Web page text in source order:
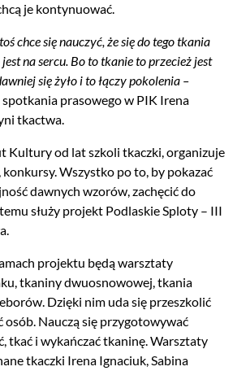
je kontynuować.
chce się nauczyć, że się do tego tkania
na sercu. Bo to tkanie to przecież jest
się żyło i to łączy pokolenia –
spotkania prasowego w PIK Irena
tkactwa.
Kultury od lat szkoli tkaczki, organizuje
Wszystko po to, by pokazać
dawnych wzorów, zachęcić do
służy projekt Podlaskie Sploty – III
projektu będą warsztaty
tkaniny dwuosnowowej, tkania
Dzięki nim uda się przeszkolić
osób. Nauczą się przygotowywać
tkać i wykańczać tkaninę. Warsztaty
tkaczki Irena Ignaciuk, Sabina